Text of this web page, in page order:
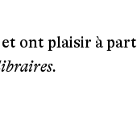
ont plaisir à